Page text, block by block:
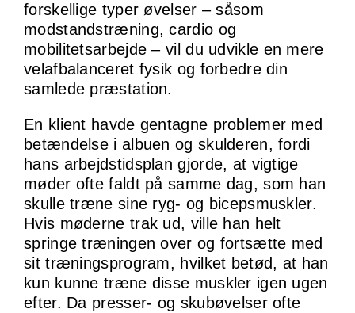
forskellige typer øvelser – såsom
modstandstræning, cardio og
mobilitetsarbejde – vil du udvikle en mere
velafbalanceret fysik og forbedre din
samlede præstation.
En klient havde gentagne problemer med
betændelse i albuen og skulderen, fordi
hans arbejdstidsplan gjorde, at vigtige
møder ofte faldt på samme dag, som han
skulle træne sine ryg- og bicepsmuskler.
Hvis møderne trak ud, ville han helt
springe træningen over og fortsætte med
sit træningsprogram, hvilket betød, at han
kun kunne træne disse muskler igen ugen
efter. Da presser- og skubøvelser ofte